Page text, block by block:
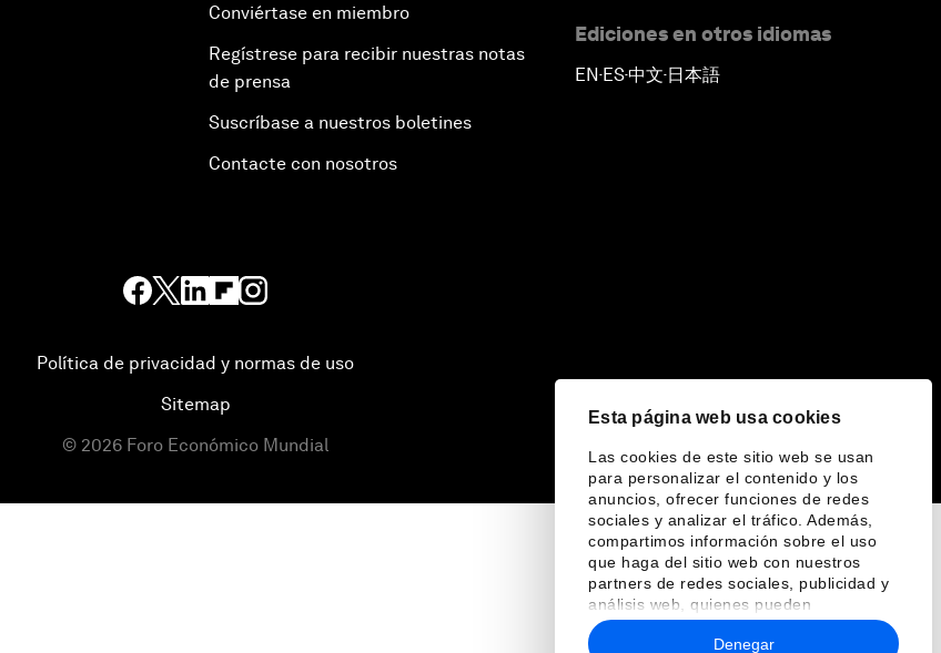
Esta página web usa cookies
Las cookies de este sitio web se usan
para personalizar el contenido y los
anuncios, ofrecer funciones de redes
sociales y analizar el tráfico. Además,
compartimos información sobre el uso
que haga del sitio web con nuestros
partners de redes sociales, publicidad y
análisis web, quienes pueden
combinarla con otra información que les
haya proporcionado o que hayan
Denegar
Conviértase en miembro
Regístrese para recibir nuestras notas
de prensa
Suscríbase a nuestros boletines
Contacte con nosotros
Ediciones en otros idiomas
EN▪ES▪中文▪ 日本語
Política de privacidad y normas de uso
Sitemap
© 2026 Foro Económico Mundial